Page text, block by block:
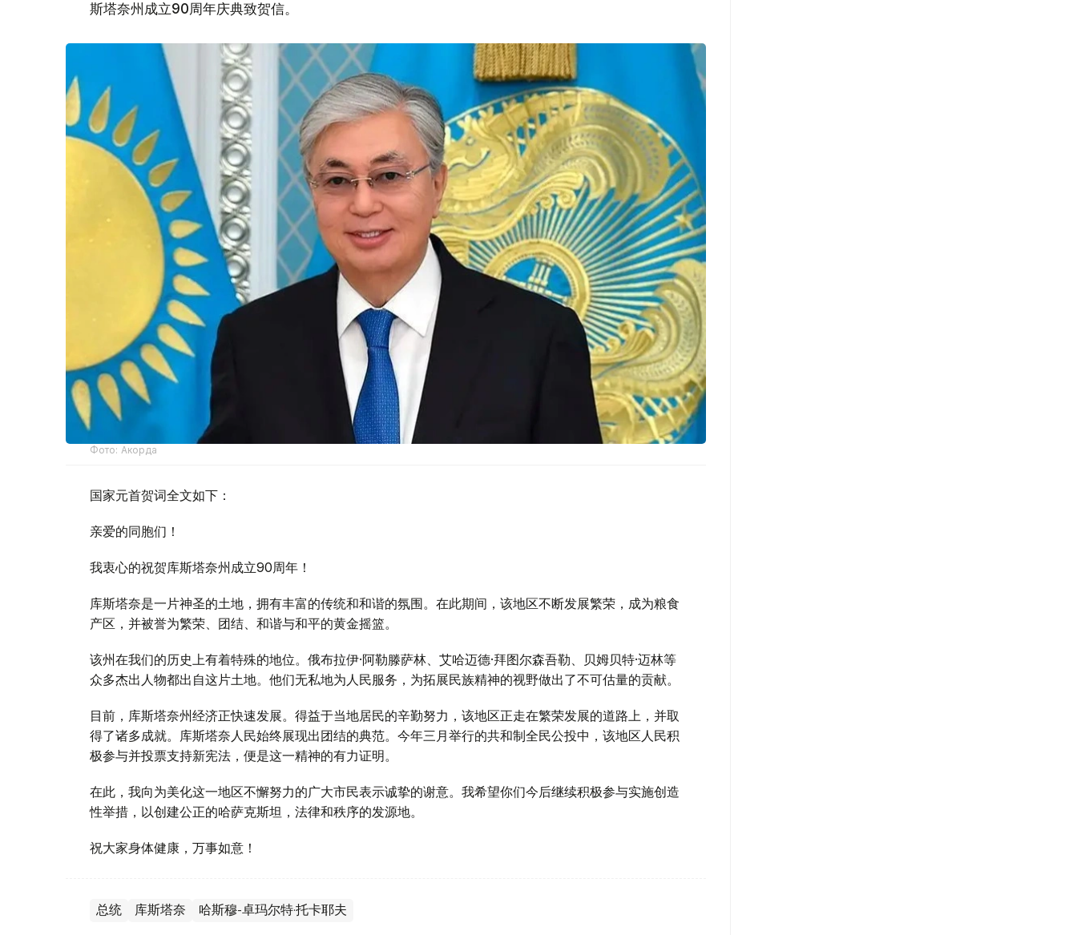
斯塔奈州成立90周年庆典致贺信。
Фото: Акорда
国家元首贺词全文如下：
亲爱的同胞们！
我衷心的祝贺库斯塔奈州成立90周年！
库斯塔奈是一片神圣的土地，拥有丰富的传统和和谐的氛围。在此期间，该地区不断发展繁荣，成为粮食
产区，并被誉为繁荣、团结、和谐与和平的黄金摇篮。
该州在我们的历史上有着特殊的地位。俄布拉伊·阿勒滕萨林、艾哈迈德·拜图尔森吾勒、贝姆贝特·迈林等
众多杰出人物都出自这片土地。他们无私地为人民服务，为拓展民族精神的视野做出了不可估量的贡献。
目前，库斯塔奈州经济正快速发展。得益于当地居民的辛勤努力，该地区正走在繁荣发展的道路上，并取
得了诸多成就。库斯塔奈人民始终展现出团结的典范。今年三月举行的共和制全民公投中，该地区人民积
极参与并投票支持新宪法，便是这一精神的有力证明。
在此，我向为美化这一地区不懈努力的广大市民表示诚挚的谢意。我希望你们今后继续积极参与实施创造
性举措，以创建公正的哈萨克斯坦，法律和秩序的发源地。
祝大家身体健康，万事如意！
总统 库斯塔奈 哈斯穆-卓玛尔特·托卡耶夫